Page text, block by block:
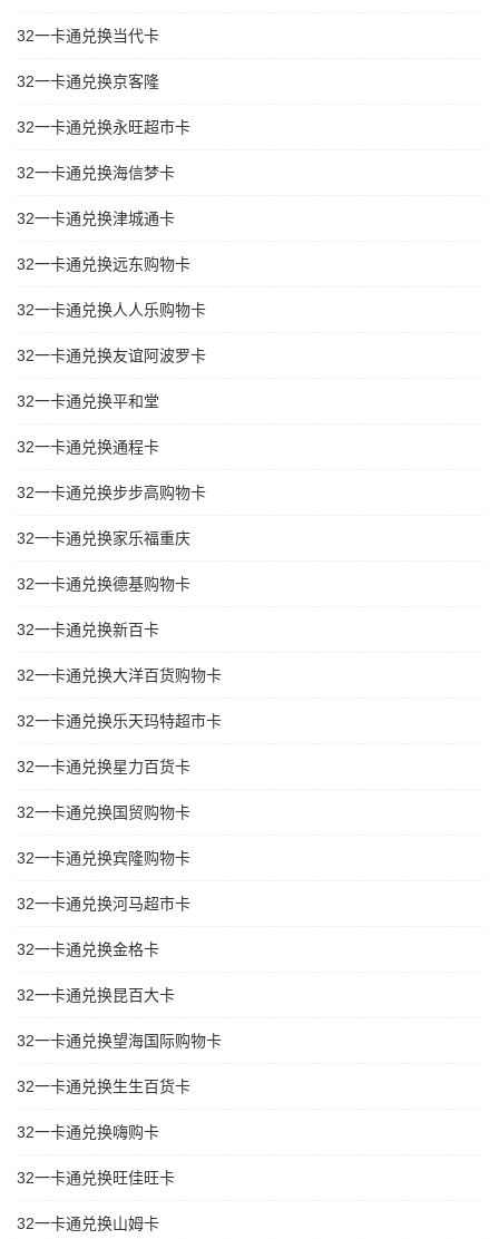
32一卡通兑换当代卡
32一卡通兑换京客隆
32一卡通兑换永旺超市卡
32一卡通兑换海信梦卡
32一卡通兑换津城通卡
32一卡通兑换远东购物卡
32一卡通兑换人人乐购物卡
32一卡通兑换友谊阿波罗卡
32一卡通兑换平和堂
32一卡通兑换通程卡
32一卡通兑换步步高购物卡
32一卡通兑换家乐福重庆
32一卡通兑换德基购物卡
32一卡通兑换新百卡
32一卡通兑换大洋百货购物卡
32一卡通兑换乐天玛特超市卡
32一卡通兑换星力百货卡
32一卡通兑换国贸购物卡
32一卡通兑换宾隆购物卡
32一卡通兑换河马超市卡
32一卡通兑换金格卡
32一卡通兑换昆百大卡
32一卡通兑换望海国际购物卡
32一卡通兑换生生百货卡
32一卡通兑换嗨购卡
32一卡通兑换旺佳旺卡
32一卡通兑换山姆卡